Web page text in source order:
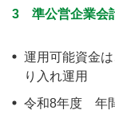
3 準公営企業会
運用可能資金
り入れ運用
令和8年度 年